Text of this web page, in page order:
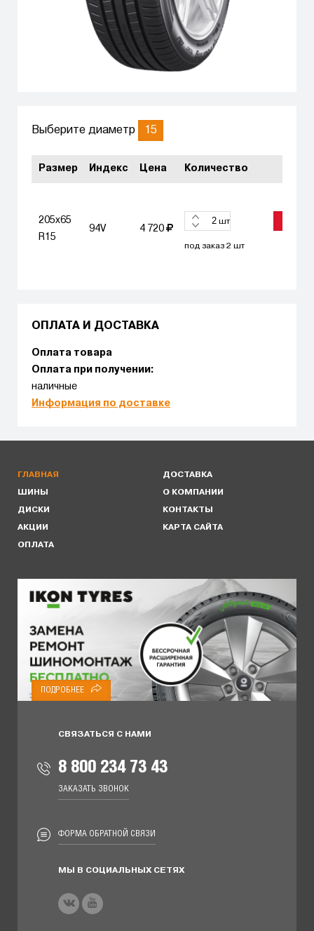
Выберите диаметр 15
Размер Индекс Цена Количество
205x65
R15
94V 4 720
шт
под заказ 2 шт
ОПЛАТА И ДОСТАВКА
Оплата товара
Оплата при получении:
наличные
Информация по доставке
ГЛАВНАЯ
ШИНЫ
ДИСКИ
АКЦИИ
ОПЛАТА
ДОСТАВКА
О КОМПАНИИ
КОНТАКТЫ
КАРТА САЙТА
ПОДРОБНЕЕ
СВЯЗАТЬСЯ С НАМИ
8 800 234 73 43
ЗАКАЗАТЬ ЗВОНОК
ФОРМА ОБРАТНОЙ СВЯЗИ
МЫ В СОЦИАЛЬНЫХ СЕТЯХ